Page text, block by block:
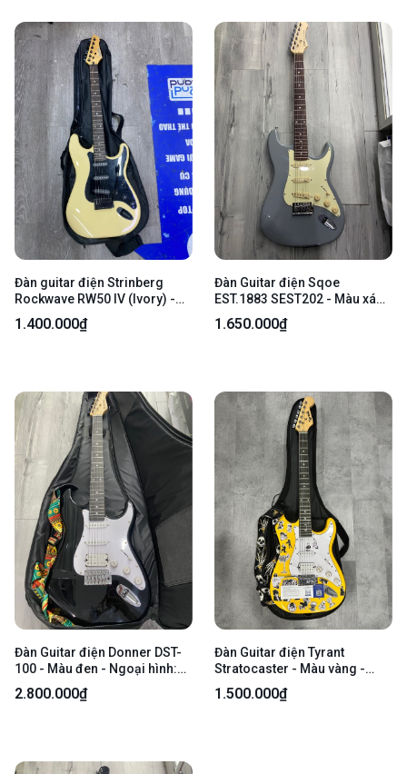
Đàn guitar điện Strinberg
Rockwave RW50 IV (Ivory) -
Màu be - Ngoại hình 98% -
Kèm túi
1.400.000₫
Đàn Guitar điện Sqoe
EST.1883 SEST202 - Màu xám
- Ngoại hình: 98% - Kèm túi +
đủ phụ kiện
1.650.000₫
Đàn Guitar điện Donner DST-
100 - Màu đen - Ngoại hình:
98% - Kèm Amply DK IG-10
mini, capo, túi
2.800.000₫
Đàn Guitar điện Tyrant
Stratocaster - Màu vàng -
Ngoại hình 97% - Trầy xước
dăm, dán sticker nhiều - Kèm
1.500.000₫